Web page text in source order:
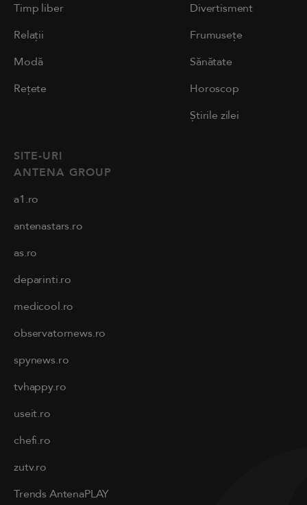
Timp liber
Relații
Modă
Rețete
Divertisment
Frumusețe
Sănătate
Horoscop
Știrile zilei
SITE-URI
ANTENA GROUP
a1.ro
antenastars.ro
as.ro
deparinti.ro
medicool.ro
observatornews.ro
spynews.ro
tvhappy.ro
useit.ro
chefi.ro
zutv.ro
Trends AntenaPLAY